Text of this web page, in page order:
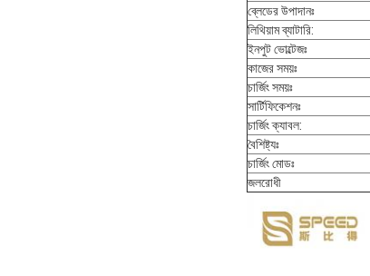
ব্লেডের উপাদানঃ
লিথিয়াম ব্যাটারি:
ইনপুট ভোল্টেজঃ
কাজের সময়ঃ
চার্জিং সময়ঃ
সার্টিফিকেশনঃ
চার্জিং ক্যাবল:
বৈশিষ্ট্যঃ
চার্জিং মোডঃ
জলরোধী